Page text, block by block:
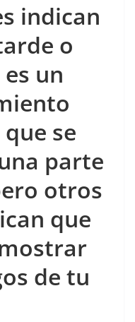
e
gr
a
m
m
p
ar
tir
indican
o
un
se
parte
otros
que
de tu